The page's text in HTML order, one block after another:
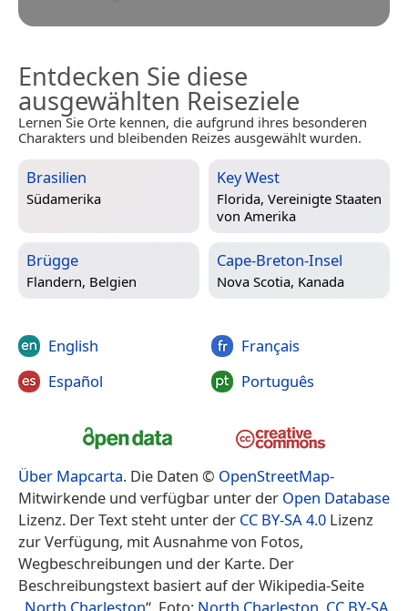
Entdecken Sie diese
ausgewählten Reiseziele
Lernen Sie Orte kennen, die aufgrund ihres besonderen
Charakters und bleibenden Reizes ausgewählt wurden.
Brasilien
Südamerika
Key West
Florida, Vereinigte Staaten
von Amerika
Brügge
Flandern, Belgien
Cape-Breton-Insel
Nova Scotia, Kanada
English
Español
Français
Português
Über Mapcarta. Die Daten © OpenStreetMap-
Mitwirkende und verfügbar unter der Open Database
Lizenz. Der Text steht unter der CC BY-SA 4.0 Lizenz
zur Verfügung, mit Ausnahme von Fotos,
Wegbeschreibungen und der Karte. Der
Beschreibungstext basiert auf der Wikipedia-Seite
North Charleston“. Foto: North Charleston CC BY-SA